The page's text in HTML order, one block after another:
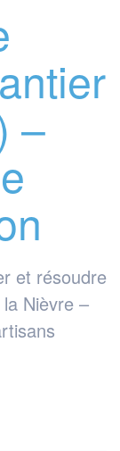
–
et résoudre
Nièvre –